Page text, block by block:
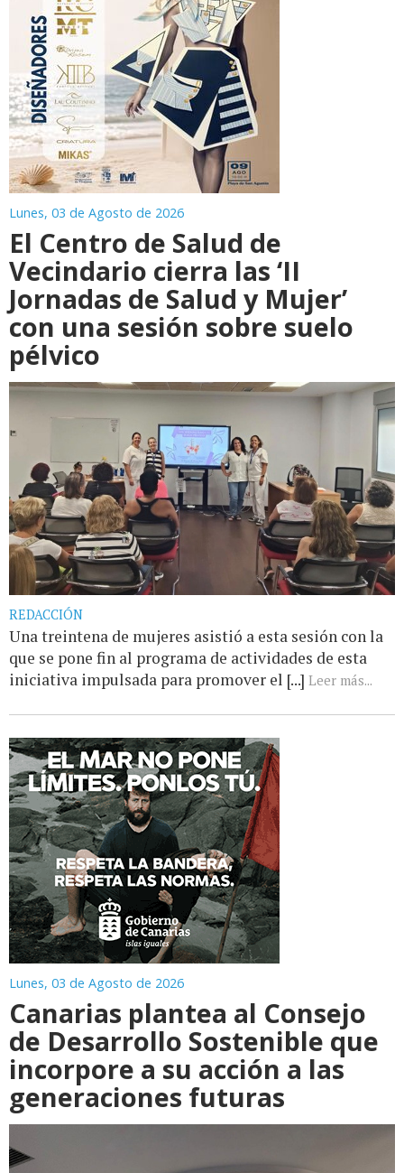
Lunes, 03 de Agosto de 2026
El Centro de Salud de
Vecindario cierra las ‘II
Jornadas de Salud y Mujer’
con una sesión sobre suelo
pélvico
REDACCIÓN
Una treintena de mujeres asistió a esta sesión con la
que se pone fin al programa de actividades de esta
iniciativa impulsada para promover el [...] Leer más...
Lunes, 03 de Agosto de 2026
Canarias plantea al Consejo
de Desarrollo Sostenible que
incorpore a su acción a las
generaciones futuras